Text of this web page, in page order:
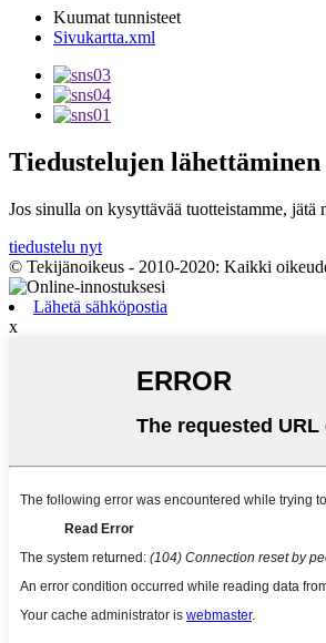
Kuumat tunnisteet
Sivukartta.xml
Tiedustelujen lähettäminen
Jos sinulla on kysyttävää tuotteistamme,
tiedustelu nyt
© Tekijänoikeus - 2010-2020: Kaikki
Lähetä sähköpostia
x